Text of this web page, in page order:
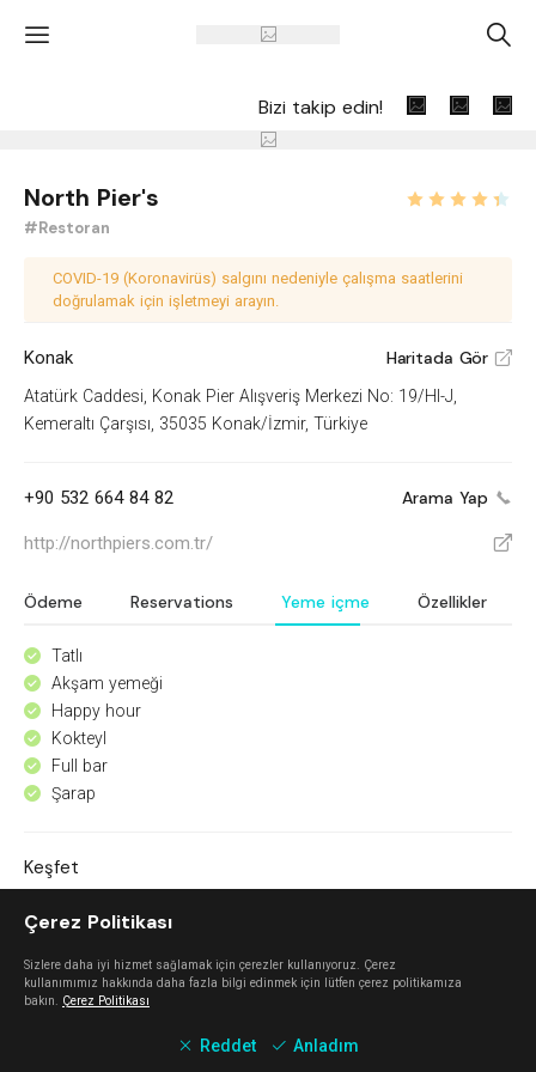
' A
Bizi takip edin!
North Pier's
#Restoran
COVID-19 (Koronavirüs) salgını nedeniyle çalışma saatlerini
doğrulamak için işletmeyi arayın.
Konak Haritada Gör V
Atatürk Caddesi, Konak Pier Alışveriş Merkezi No: 19/HI-J,
Kemeraltı Çarşısı, 35035 Konak/İzmir, Türkiye
+90 532 664 84 82 Arama Yap
http://northpiers.com.tr/ V
Ödeme Reservations Yeme içme Özellikler
^ Tatlı
^ Akşam yemeği
^ Happy hour
^ Kokteyl
^ Full bar
^ Şarap
Keşfet
Güzelbahçe
Urla Dam
Çerez Politikası
Sizlere daha iyi hizmet sağlamak için çerezler kullanıyoruz. Çerez
kullanımımız hakkında daha fazla bilgi edinmek için lütfen çerez politikamıza
bakın. Çerez Politikası
Reddet Anladım